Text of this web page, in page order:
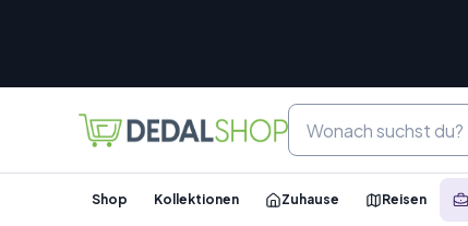
Shop Kollektionen Zuhause Reisen